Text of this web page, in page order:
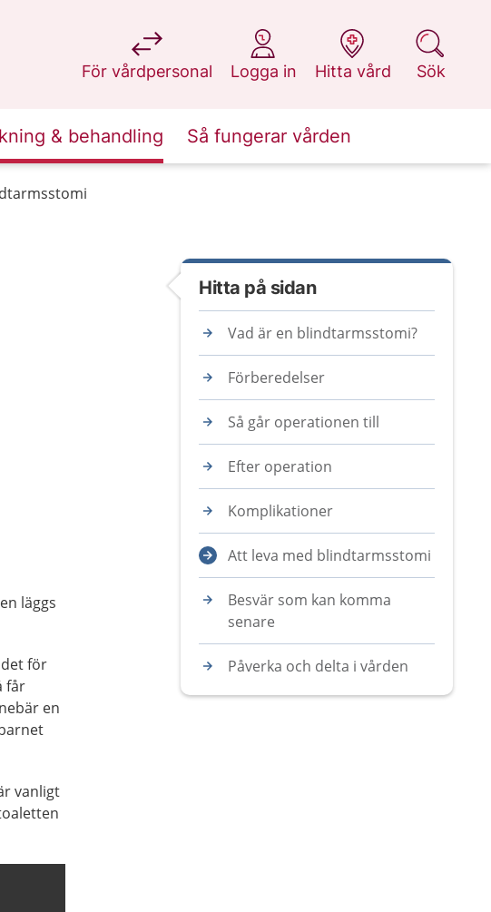
För vårdpersonal
på 1177.se
Logga in
på 1177.se
Hitta vård
på 1177.se
Sök
på 1177.se
& behandling Så fungerar vården
läggs
för
får
en
vanligt
Hitta på sidan
Vad är en blindtarmsstomi?
Förberedelser
Så går operationen till
Efter operation
Komplikationer
Att leva med blindtarmsstomi
Besvär som kan komma
senare
Påverka och delta i vården